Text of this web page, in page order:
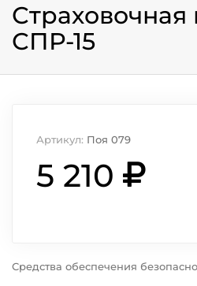
Страховочная
СПР-15
Артикул: Поя 079
5 210
Средства обеспечения